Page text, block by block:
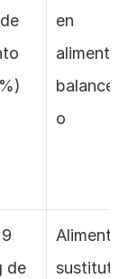
en
alimento
o
de
Alimento
sustituto